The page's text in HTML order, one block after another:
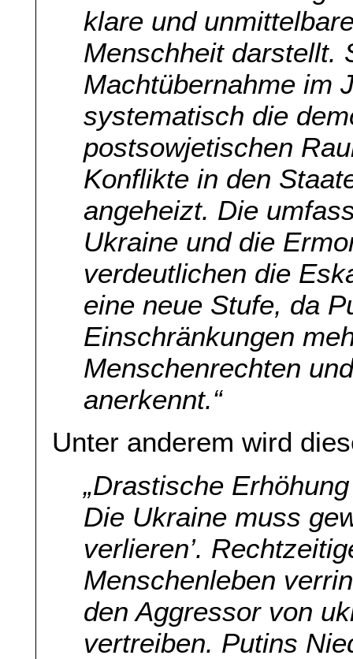
klare und
Menschheit darstellt.
Machtübernahme im
systematisch die
postsowjetischen
Konflikte in den
angeheizt. Die
Ukraine und die
verdeutlichen die
eine neue Stufe, da
Einschränkungen
Menschenrechten
anerkennt.“
Unter anderem wird
„Drastische
Die Ukraine muss
verlieren’.
Menschenleben
den Aggressor von
vertreiben. Putins